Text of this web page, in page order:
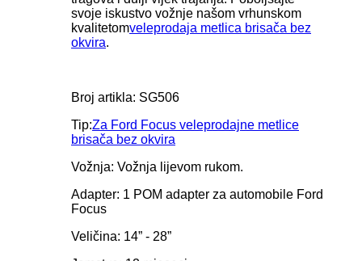
svoje iskustvo vožnje našom vrhunskom
kvalitetomveleprodaja metlica brisača bez
okvira.
Broj artikla: SG506
Tip:Za Ford Focus veleprodajne metlice
brisača bez okvira
Vožnja: Vožnja lijevom rukom.
Adapter: 1 POM adapter za automobile Ford
Focus
Veličina: 14” - 28”